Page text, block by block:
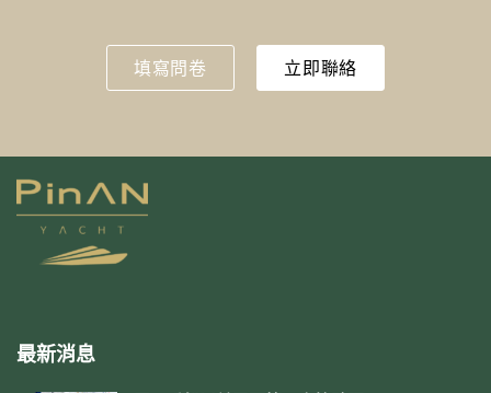
填寫問卷 立即聯絡
最新消息